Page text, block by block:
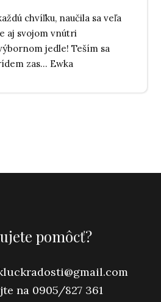
chvíľku, naučila sa veľa
aj svojom vnútri
jedle! Teším sa
zas... Ewka
pomôcť?
gmail.com
na 0905/827 361